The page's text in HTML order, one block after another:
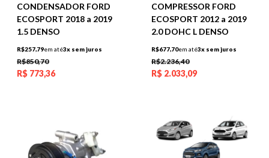
CONDENSADOR FORD
ECOSPORT 2018 a 2019
1.5 DENSO
R$257,79em até3x sem juros
R$850,70
R$ 773,36
COMPRESSOR FORD
ECOSPORT 2012 a 2019
2.0 DOHC L DENSO
R$677,70em até3x sem juros
R$2.236,40
R$ 2.033,09